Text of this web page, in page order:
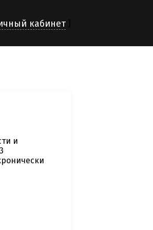
кабинет
и